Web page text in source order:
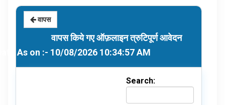
वापस
वापस किये गए ऑफ़लाइन त्रुटिपूर्ण आवेदन
As on :- 10/08/2026 10:34:57 AM
Search: